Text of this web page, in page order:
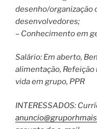
desenho/organização
desenvolvedores;
– Conhecimento em
Salário: Em aberto,
alimentação,
vida em grupo, PPR
INTERESSADOS: